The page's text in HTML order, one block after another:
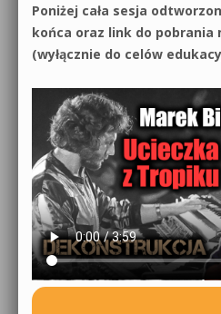
Wyszukiwanie
Poniżej cała sesja
końca oraz link do pobrania
(wyłącznie do celów